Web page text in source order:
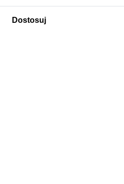
Polecamy
Dostosuj